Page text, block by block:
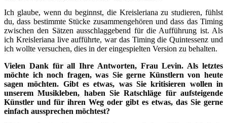
Ich glaube, wenn du beginnst, die Kreisleriana zu studieren, fühlst
du, dass bestimmte Stücke zusammengehören und dass das Timing
zwischen den Sätzen ausschlaggebend für die Aufführung ist. Als
ich Kreisleriana live aufführte, war das Timing die Quintessenz und
ich wollte versuchen, dies in der eingespielten Version zu behalten.
Vielen Dank für all Ihre Antworten, Frau Levin. Als letztes
möchte ich noch fragen, was Sie gerne Künstlern von heute
sagen möchten. Gibt es etwas, was Sie kritisieren wollen in
unserem Musikleben, haben Sie Ratschläge für aufsteigende
Künstler und für ihren Weg oder gibt es etwas, das Sie gerne
einfach aussprechen möchtest?